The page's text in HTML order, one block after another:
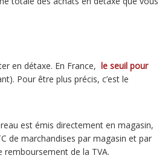
en détaxe. En France, le seuil pour
Pour être plus précis, c’est le
est émis directement en magasin,
de marchandises par magasin et par
de la TVA.